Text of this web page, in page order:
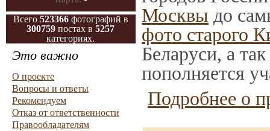
Всего 523366 фотографий в
300759 постах в5257
категориях.
Это важно
О проекте
Вопросы и ответы
Рекомендуем
Отказ от ответственности
Правообладателям
Москвы до
фото старого
Беларуси, а
пополняется
Подробнее о